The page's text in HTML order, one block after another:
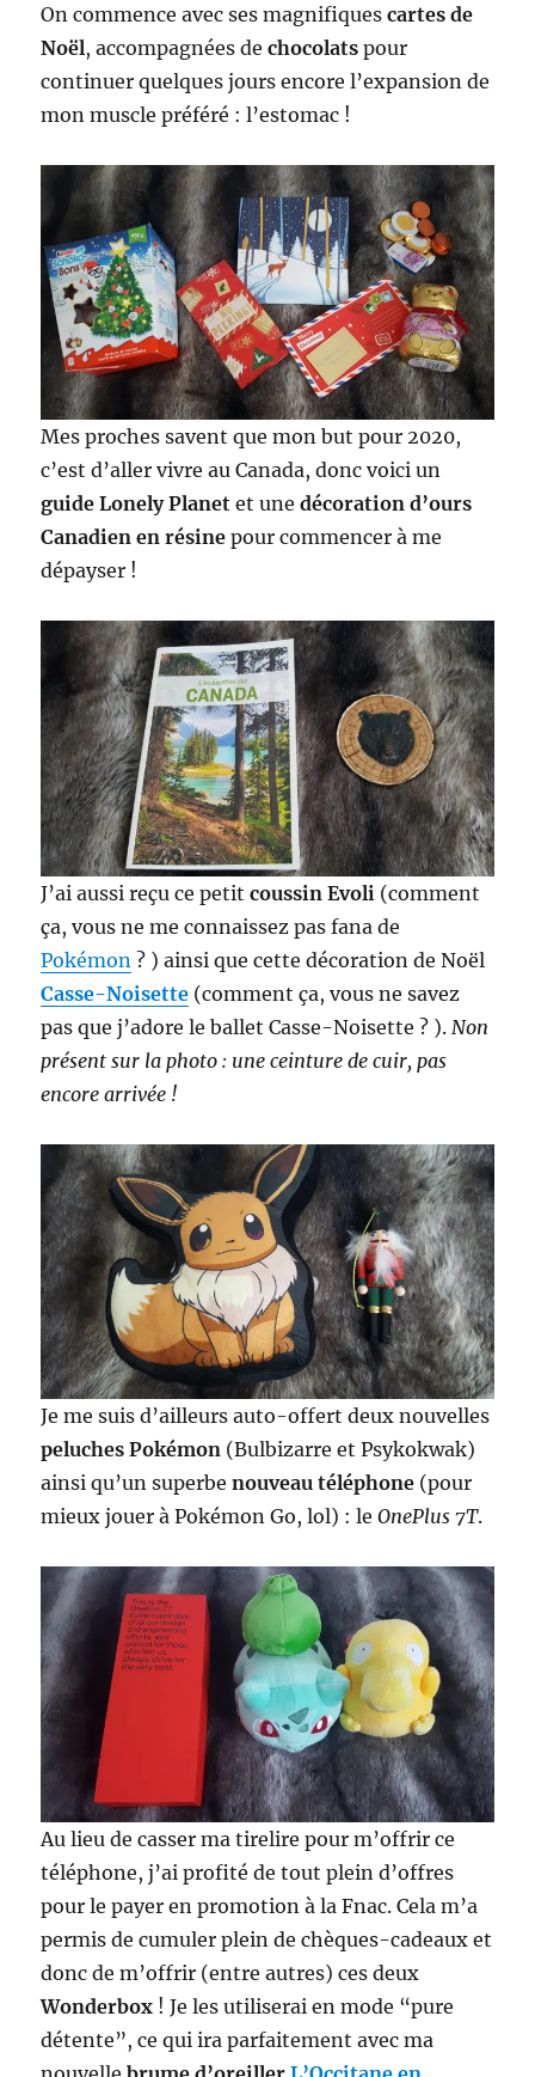
On commence avec ses magnifiquescartes de
Noël, accompagnées dechocolats pour
continuer quelques jours encore l’expansion de
mon muscle préféré : l’estomac !
Mes proches savent que mon but pour 2020,
c’est d’aller vivre au Canada, donc voici un
guide Lonely Planet et unedécoration d’ours
Canadien en résine pour commencer à me
dépayser !
J’ai aussi reçu ce petitcoussin Evoli (comment
ça, vous ne me connaissez pas fana de
Pokémon ? ) ainsi que cette décoration de Noël
Casse-Noisette (comment ça, vous ne savez
pas que j’adore le ballet Casse-Noisette ? ). Non
présent sur la photo : une ceinture de cuir, pas
encore arrivée !
Je me suis d’ailleurs auto-offert deux nouvelles
peluches Pokémon (Bulbizarre et Psykokwak)
ainsi qu’un superbenouveau téléphone (pour
mieux jouer à Pokémon Go, lol) : leOnePlus 7T.
Au lieu de casser ma tirelire pour m’offrir ce
téléphone, j’ai profité de tout plein d’offres
pour le payer en promotion à la Fnac. Cela m’a
permis de cumuler plein de chèques-cadeaux et
donc de m’offrir (entre autres) ces deux
Wonderbox ! Je les utiliserai en mode “pure
détente”, ce qui ira parfaitement avec ma